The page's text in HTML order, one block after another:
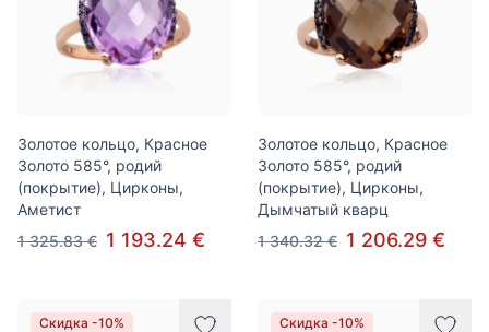
Золотое кольцо, Красное
Золото 585°, родий
(покрытие), Цирконы,
Аметист
1 325.83 € 1 193.24 €
Золотое кольцо, Красное
Золото 585°, родий
(покрытие), Цирконы,
Дымчатый кварц
1 340.32 € 1 206.29 €
Скидка -10% Скидка -10%